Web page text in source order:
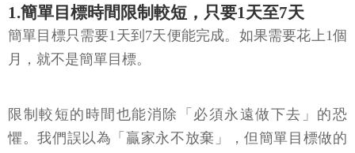
1.簡單目標時間限制較短，只要1天至7天
簡單目標只需要1天到7天便能完成。如果需要花上1個
月，就不是簡單目標。
限制較短的時間也能消除「必須永遠做下去」的恐
懼。我們誤以為「贏家永不放棄」，但簡單目標做的